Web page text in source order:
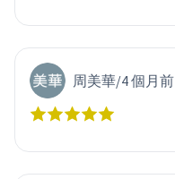
周美華/4 個月前